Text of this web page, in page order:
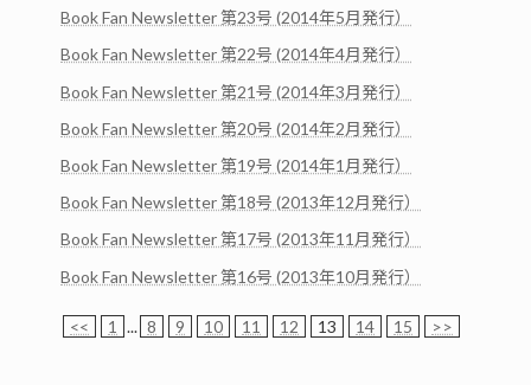
Book Fan Newsletter 第23号 (2014年5月発行）
Book Fan Newsletter 第22号 (2014年4月発行）
Book Fan Newsletter 第21号 (2014年3月発行）
Book Fan Newsletter 第20号 (2014年2月発行）
Book Fan Newsletter 第19号 (2014年1月発行）
Book Fan Newsletter 第18号 (2013年12月発行）
Book Fan Newsletter 第17号 (2013年11月発行）
Book Fan Newsletter 第16号 (2013年10月発行）
<< 1 ... 8 9 10 11 12 13 14 15 >>